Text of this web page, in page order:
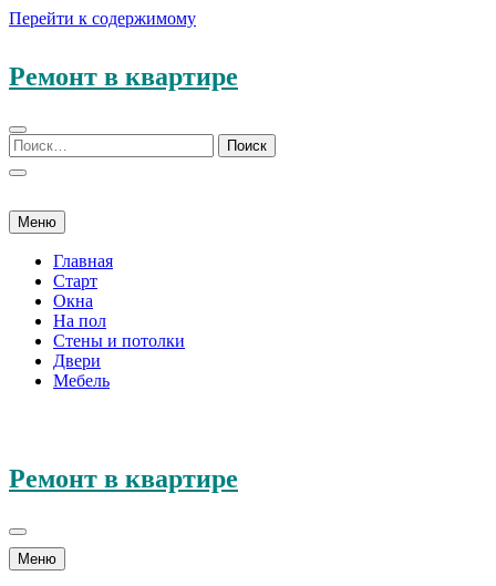
Перейти к содержимому
Ремонт в квартире
Меню
Главная
Старт
Окна
На пол
Стены и потолки
Двери
Мебель
Ремонт в квартире
Меню